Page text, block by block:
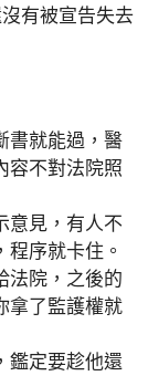
有被宣告失去
就能過，醫
容不對法院照
見，有人不
序就卡住。
院，之後的
拿了監護權就
定要趁他還